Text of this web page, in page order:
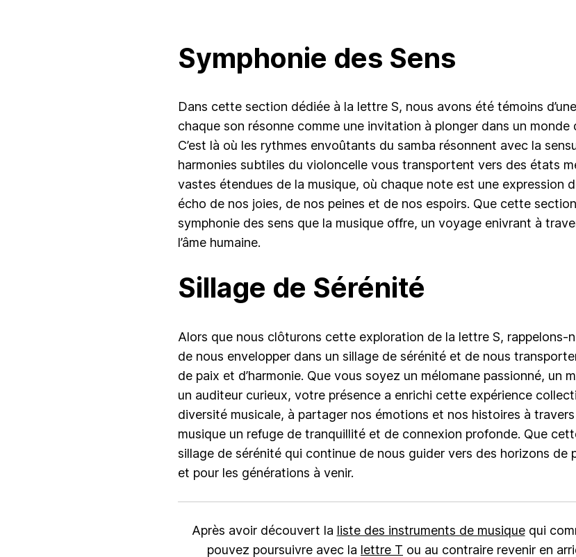
Symphonie des Sens
Dans cette section dédiée à la lettre S, nous avons été témoins
chaque son résonne comme une invitation à plonger dans un monde
C’est là où les rythmes envoûtants du samba résonnent avec la
harmonies subtiles du violoncelle vous transportent vers des états
vastes étendues de la musique, où chaque note est une expression
écho de nos joies, de nos peines et de nos espoirs. Que cette
symphonie des sens que la musique offre, un voyage enivrant à
l’âme humaine.
Sillage de Sérénité
Alors que nous clôturons cette exploration de la lettre S, rappelons-
de nous envelopper dans un sillage de sérénité et de nous
de paix et d’harmonie. Que vous soyez un mélomane passionné, un
un auditeur curieux, votre présence a enrichi cette expérience
diversité musicale, à partager nos émotions et nos histoires à
musique un refuge de tranquillité et de connexion profonde. Que
sillage de sérénité qui continue de nous guider vers des horizons de
et pour les générations à venir.
Après avoir découvert la liste des instruments de musiquequi
pouvez poursuivre avec la lettre T ou au contraire revenir en